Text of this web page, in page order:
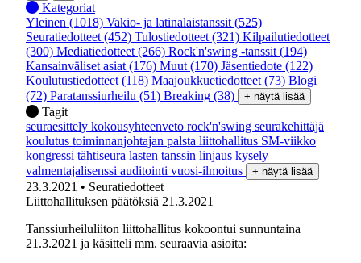
Kategoriat
Yleinen (1018) Vakio- ja latinalaistanssit (525)
Seuratiedotteet (452) Tulostiedotteet (321) Kilpailutiedotteet
(300) Mediatiedotteet (266) Rock'n'swing -tanssit (194)
Kansainväliset asiat (176) Muut (170) Jäsentiedote (122)
Koulutustiedotteet (118) Maajoukkuetiedotteet (73) Blogi
(72) Paratanssiurheilu (51) Breaking (38) + näytä lisää
Tagit
seuraesittely kokousyhteenveto rock'n'swing seurakehittäjä
koulutus toiminnanjohtajan palsta liittohallitus SM-viikko
kongressi tähtiseura lasten tanssin linjaus kysely
valmentajalisenssi auditointi vuosi-ilmoitus + näytä lisää
23.3.2021 • Seuratiedotteet
Liittohallituksen päätöksiä 21.3.2021
Tanssiurheiluliiton liittohallitus kokoontui sunnuntaina
21.3.2021 ja käsitteli mm. seuraavia asioita: